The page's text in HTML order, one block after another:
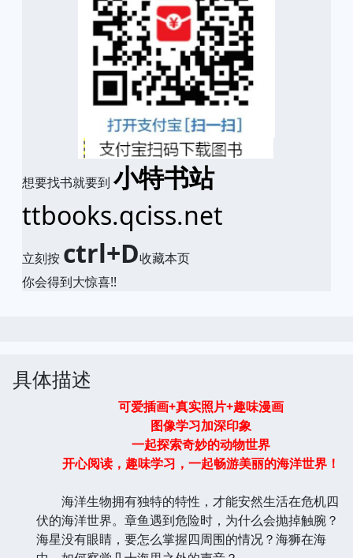
想要找书就要到 小特书站
ttbooks.qciss.net
立刻按 ctrl+D收藏本页
你会得到大惊喜!!
具体描述
可爱插画+真实照片+趣味漫画
图像学习加深印象
一起探索奇妙的动物世界
开心阅读，趣味学习，一起畅游美丽的海洋世界！
海洋生物拥有独特的特性，才能安然生活在危机四
伏的海洋世界。章鱼遇到危险时，为什么会抛掉触腕？
海星没有眼睛，要怎么掌握四周围的情况？海狮在海